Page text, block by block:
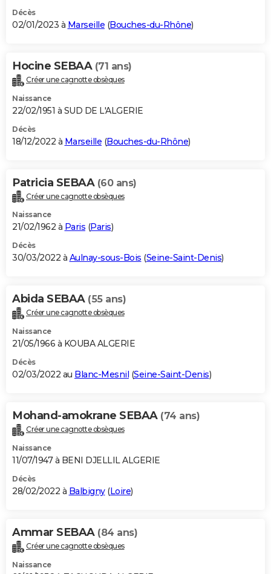
Décès
02/01/2023 à Marseille (Bouches-du-Rhône)
Hocine SEBAA (71 ans)
Créer une cagnotte obsèques
Naissance
22/02/1951 à SUD DE L'ALGERIE
Décès
18/12/2022 à Marseille (Bouches-du-Rhône)
Patricia SEBAA (60 ans)
Créer une cagnotte obsèques
Naissance
21/02/1962 à Paris (Paris)
Décès
30/03/2022 à Aulnay-sous-Bois (Seine-Saint-Denis)
Abida SEBAA (55 ans)
Créer une cagnotte obsèques
Naissance
21/05/1966 à KOUBA ALGERIE
Décès
02/03/2022 au Blanc-Mesnil (Seine-Saint-Denis)
Mohand-amokrane SEBAA (74 ans)
Créer une cagnotte obsèques
Naissance
11/07/1947 à BENI DJELLIL ALGERIE
Décès
28/02/2022 à Balbigny(Loire)
Ammar SEBAA (84 ans)
Créer une cagnotte obsèques
Naissance